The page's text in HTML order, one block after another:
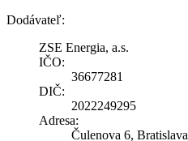
Dodávateľ:
ZSE Energia, a.s.
IČO:
36677281
DIČ:
2022249295
Adresa:
Čulenova 6, Bratislava